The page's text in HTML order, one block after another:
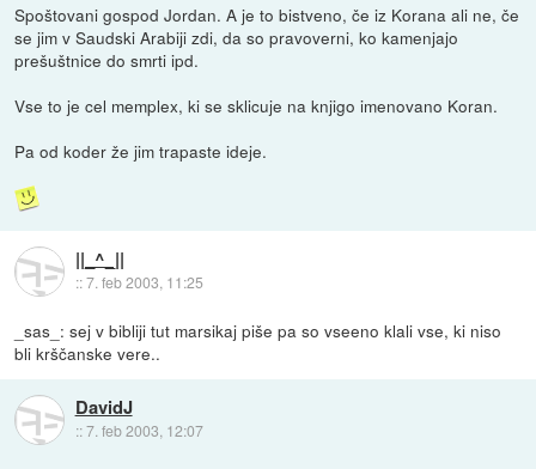
Spoštovani gospod Jordan. A je to bistveno, če iz Korana ali ne, če
se jim v Saudski Arabiji zdi, da so pravoverni, ko kamenjajo
prešuštnice do smrti ipd.
Vse to je cel memplex, ki se sklicuje na knjigo imenovano Koran.
Pa od koder že jim trapaste ideje.
||_^_||
::7. feb 2003, 11:25
_sas_: sej v bibliji tut marsikaj piše pa so vseeno klali vse, ki niso
bli krščanske vere..
DavidJ
::7. feb 2003, 12:07